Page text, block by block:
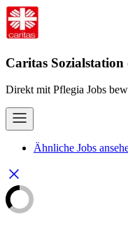
Caritas
Direkt mit Pflegia Jobs
Ähnliche Jobs